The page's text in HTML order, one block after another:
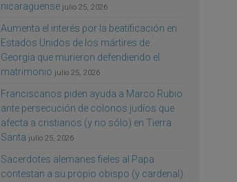
nicaragüense julio 25, 2026
Aumenta el interés por la beatificación en
Estados Unidos de los mártires de
Georgia que murieron defendiendo el
matrimonio julio 25, 2026
Franciscanos piden ayuda a Marco Rubio
ante persecución de colonos judíos que
afecta a cristianos (y no sólo) en Tierra
Santa julio 25, 2026
Sacerdotes alemanes fieles al Papa
contestan a su propio obispo (y cardenal)